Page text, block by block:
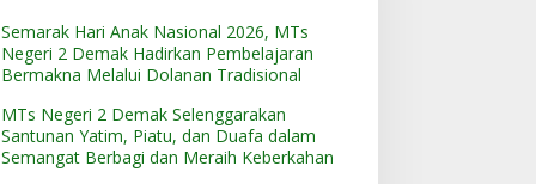
Semarak Hari Anak Nasional 2026, MTs
Negeri 2 Demak Hadirkan Pembelajaran
Bermakna Melalui Dolanan Tradisional
MTs Negeri 2 Demak Selenggarakan
Santunan Yatim, Piatu, dan Duafa dalam
Semangat Berbagi dan Meraih Keberkahan